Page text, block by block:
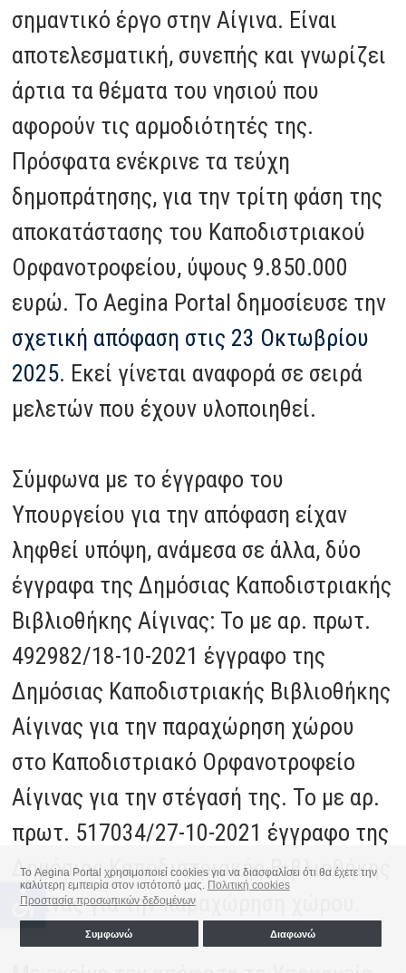
Το Aegina Portal χρησιμοποιεί cookies για να διασφαλίσει ότι θα έχετε την
καλύτερη εμπειρία στον ιστότοπό μας. Πολιτική cookies
Προστασία προσωπικών δεδομένων
Συμφωνώ Διαφωνώ
σημαντικό έργο στην Αίγινα. Είναι
αποτελεσματική, συνεπής και γνωρίζει
άρτια τα θέματα του νησιού που
αφορούν τις αρμοδιότητές της.
Πρόσφατα ενέκρινε τα τεύχη
δημοπράτησης, για την τρίτη φάση της
αποκατάστασης του Καποδιστριακού
Ορφανοτροφείου, ύψους 9.850.000
ευρώ. To Aegina Portal δημοσίευσε την
σχετική απόφαση στις 23 Οκτωβρίου
2025. Εκεί γίνεται αναφορά σε σειρά
μελετών που έχουν υλοποιηθεί.
Σύμφωνα με το έγγραφο του
Υπουργείου για την απόφαση είχαν
ληφθεί υπόψη, ανάμεσα σε άλλα, δύο
έγγραφα της Δημόσιας Καποδιστριακής
Βιβλιοθήκης Αίγινας: Το με αρ. πρωτ.
492982/18-10-2021 έγγραφο της
Δημόσιας Καποδιστριακής Βιβλιοθήκης
Αίγινας για την παραχώρηση χώρου
στο Καποδιστριακό Ορφανοτροφείο
Αίγινας για την στέγασή της. Το με αρ.
πρωτ. 517034/27-10-2021 έγγραφο της
Δημόσιας Καποδιστριακής Βιβλιοθήκης
Αίγινας για την παραχώρηση χώρου.
accessible